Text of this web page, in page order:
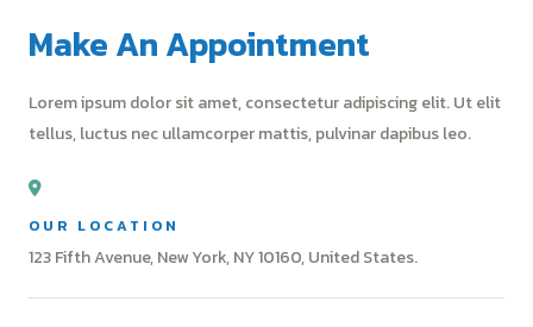
Make An Appointment
Lorem ipsum dolor sit amet, consectetur adipiscing elit. Ut elit
tellus, luctus nec ullamcorper mattis, pulvinar dapibus leo.
OUR LOCATION
123 Fifth Avenue, New York, NY 10160, United States.